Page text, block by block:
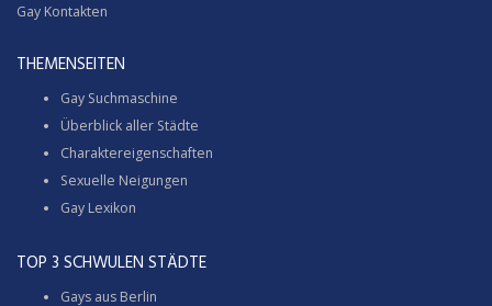
Gay Kontakten
THEMENSEITEN
Gay Suchmaschine
Überblick aller Städte
Charaktereigenschaften
Sexuelle Neigungen
Gay Lexikon
TOP 3 SCHWULEN STÄDTE
Gays aus Berlin